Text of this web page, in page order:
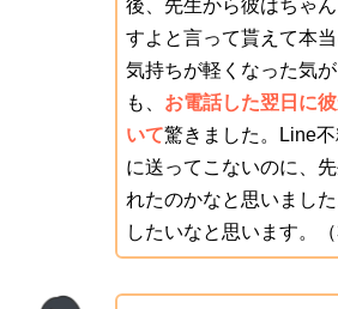
後、先生から彼はちゃ
すよと言って貰えて本当
気持ちが軽くなった気
も、 お電話した翌日に
いて驚きました。Line
に送ってこないのに、
れたのかなと思いまし
したいなと思います。（